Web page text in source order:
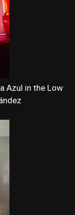
Azul in the Low